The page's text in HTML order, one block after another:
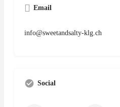
Email
info@sweetandsalty-klg.ch
Social